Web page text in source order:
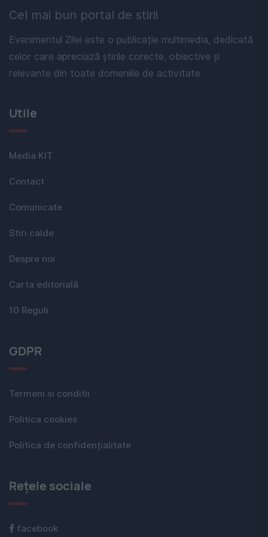
Cel mai bun portal de stiri!
Evenimentul Zilei este o publicație multimedia, dedicată
celor care apreciază știrile corecte, obiective și
relevante din toate domeniile de activitate
Utile
Media KIT
Contact
Comunicate
Stiri calde
Despre noi
Carta editorială
10 Reguli
GDPR
Termeni si conditii
Politica cookies
Politica de confidențialitate
Rețele sociale
facebook